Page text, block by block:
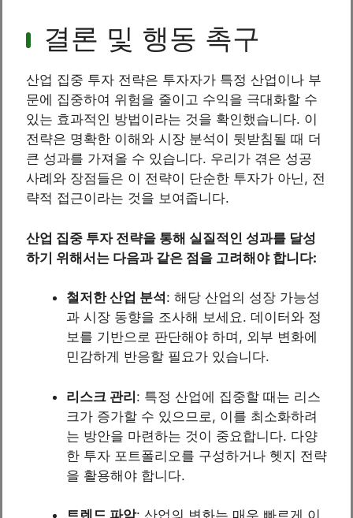
결론 및 행동 촉구
산업 집중 투자 전략은 투자자가 특정 산업이나 부
문에 집중하여 위험을 줄이고 수익을 극대화할 수
있는 효과적인 방법이라는 것을 확인했습니다. 이
전략은 명확한 이해와 시장 분석이 뒷받침될 때 더
큰 성과를 가져올 수 있습니다. 우리가 겪은 성공
사례와 장점들은 이 전략이 단순한 투자가 아닌, 전
략적 접근이라는 것을 보여줍니다.
산업 집중 투자 전략을 통해 실질적인 성과를 달성
하기 위해서는 다음과 같은 점을 고려해야 합니다:
철저한 산업 분석 : 해당 산업의 성장 가능성
과 시장 동향을 조사해 보세요. 데이터와 정
보를 기반으로 판단해야 하며, 외부 변화에
민감하게 반응할 필요가 있습니다.
리스크 관리: 특정 산업에 집중할 때는 리스
크가 증가할 수 있으므로, 이를 최소화하려
는 방안을 마련하는 것이 중요합니다. 다양
한 투자 포트폴리오를 구성하거나 헷지 전략
을 활용해야 합니다.